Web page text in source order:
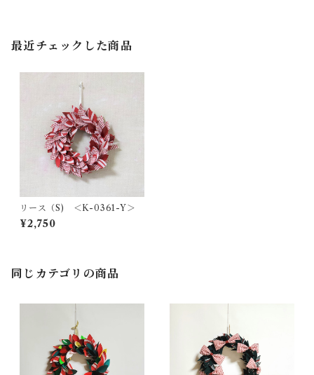
最近チェックした商品
リース（S) ＜K-0361-Y＞
¥2,750
同じカテゴリの商品